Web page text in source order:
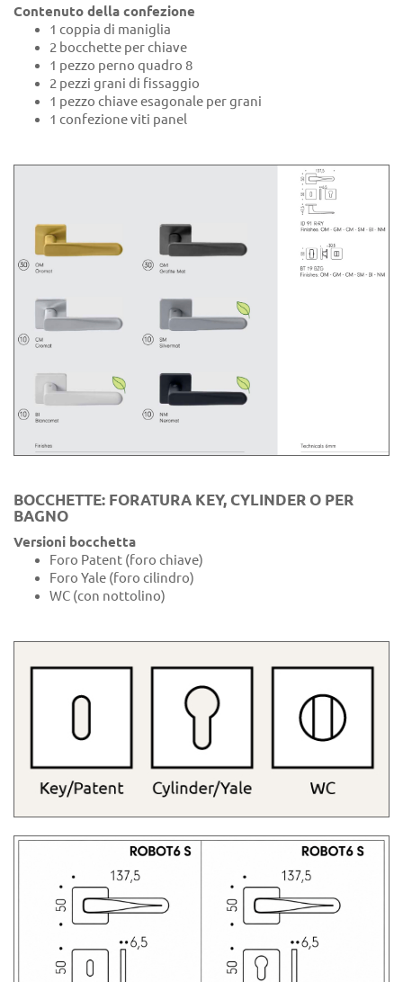
Contenuto della confezione
1 coppia di maniglia
2 bocchette per chiave
1 pezzo perno quadro 8
2 pezzi grani di fissaggio
1 pezzo chiave esagonale per grani
1 confezione viti panel
BOCCHETTE: FORATURA KEY, CYLINDER O PER
BAGNO
Versioni bocchetta
Foro Patent (foro chiave)
Foro Yale (foro cilindro)
WC (con nottolino)